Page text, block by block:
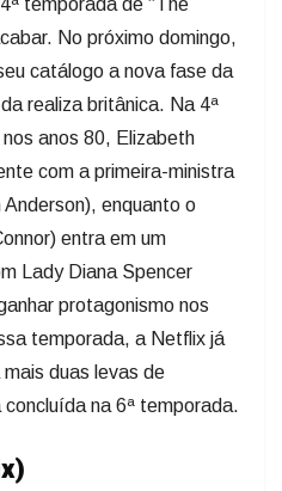
temporada de “The
No próximo domingo,
catálogo a nova fase da
realiza britânica. Na 4ª
anos 80, Elizabeth
com a primeira-ministra
enquanto o
entra em um
Lady Diana Spencer
protagonismo nos
temporada, a Netflix já
duas levas de
na 6ª temporada.